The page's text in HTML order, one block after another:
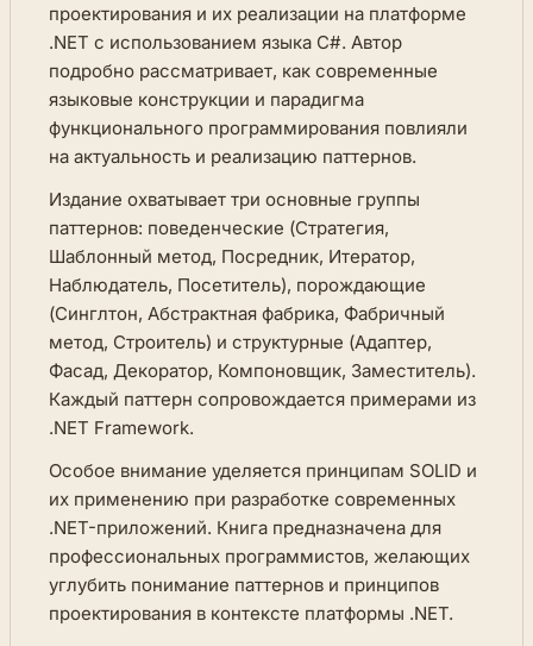
проектирования и их реализации на платформе
.NET с использованием языка C#. Автор
подробно рассматривает, как современные
языковые конструкции и парадигма
функционального программирования повлияли
на актуальность и реализацию паттернов.
Издание охватывает три основные группы
паттернов: поведенческие (Стратегия,
Шаблонный метод, Посредник, Итератор,
Наблюдатель, Посетитель), порождающие
(Синглтон, Абстрактная фабрика, Фабричный
метод, Строитель) и структурные (Адаптер,
Фасад, Декоратор, Компоновщик, Заместитель).
Каждый паттерн сопровождается примерами из
.NET Framework.
Особое внимание уделяется принципам SOLID и
их применению при разработке современных
.NET-приложений. Книга предназначена для
профессиональных программистов, желающих
углубить понимание паттернов и принципов
проектирования в контексте платформы .NET.